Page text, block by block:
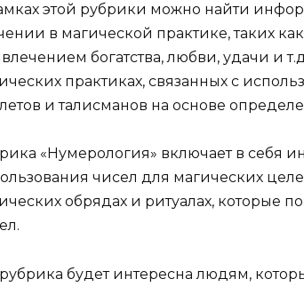
этой рубрики можно найти
в магической практике, таких
богатства, любви, удачи и
практиках, связанных с
и талисманов на основе
«Нумерология» включает в себя
чисел для магических
обрядах и ритуалах, которые
будет интересна людям,